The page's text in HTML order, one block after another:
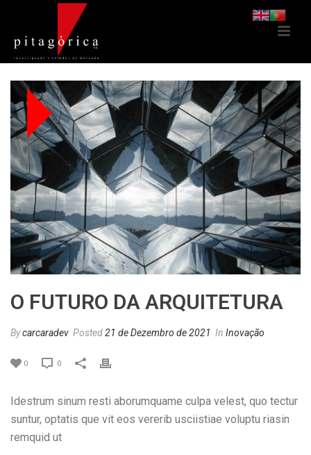
O FUTURO DA ARQUITETURA
Bycarcaradev Posted21 de Dezembro de 2021 In Inovação
0 0
Idestrum sinum resti aborumquame culpa velest, quo tectur
suntur, optatis que vit eos vererib usciistiae voluptu riasin
remquid ut